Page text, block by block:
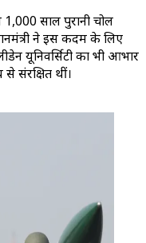
1,000 साल पुरानी चोल
ने इस कदम के लिए
यूनिवर्सिटी का भी आभार
संरक्षित थीं।